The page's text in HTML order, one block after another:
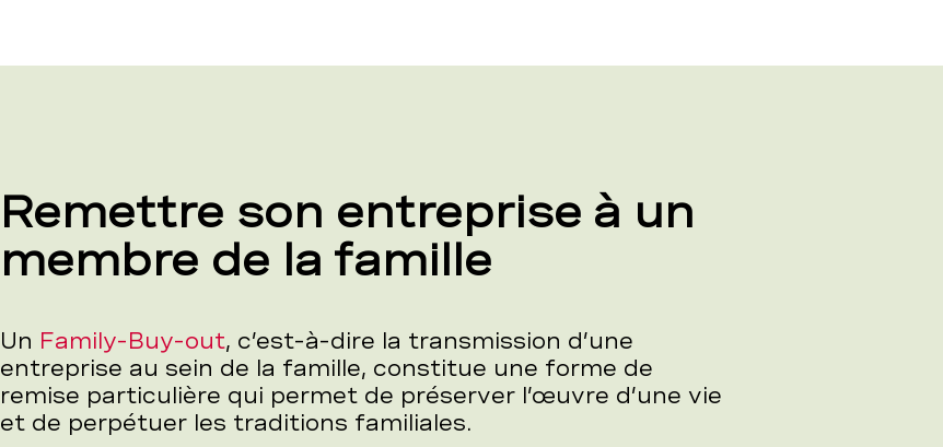
Remettre son entreprise à un
membre de la famille
Un Family-Buy-out, c’est-à-dire la transmission d’une
entreprise au sein de la famille, constitue une forme de
remise particulière qui permet de préserver l’œuvre d’une vie
et de perpétuer les traditions familiales.